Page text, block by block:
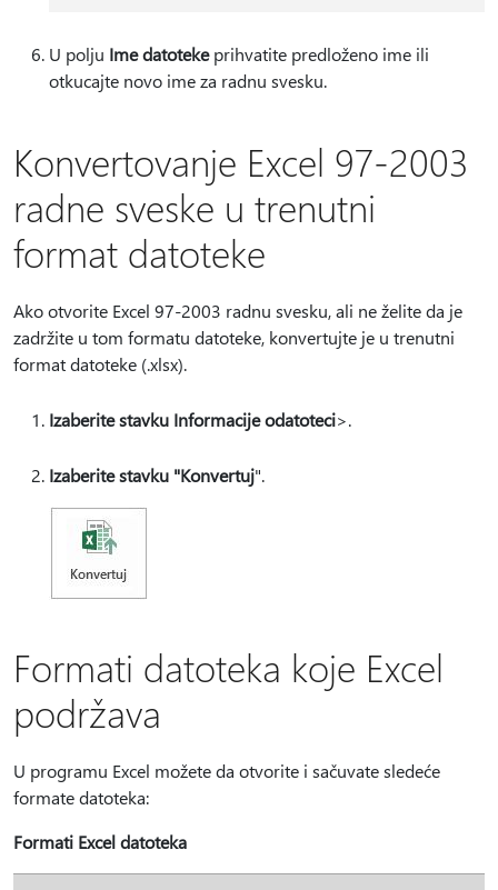
U polju Ime datotekeprihvatite predloženo ime ili
otkucajte novo ime za radnu svesku.
Konvertovanje Excel 97-2003
radne sveske u trenutni
format datoteke
Ako otvorite Excel 97-2003 radnu svesku, ali ne želite da je
zadržite u tom formatu datoteke, konvertujte je u trenutni
format datoteke (.xlsx).
Izaberite stavku Informacije odatoteci>.
Izaberite stavku "Konvertuj".
Formati datoteka koje Excel
podržava
U programu Excel možete da otvorite i sačuvate sledeće
formate datoteka:
Formati Excel datoteka